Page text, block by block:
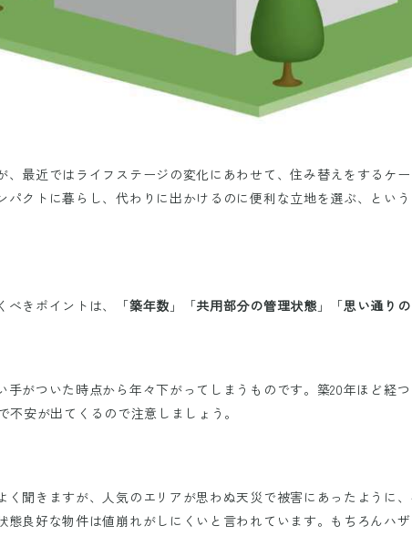
最近ではライフステージの変化にあわせて、住み替えをするケ
クトに暮らし、代わりに出かけるのに便利な立地を選ぶ、と
べきポイントは、「築年数 」「共用部分の管理状態」「思い通り
がついた時点から年々下がってしまうものです。築20年ほど
安が出てくるので注意しましょう。
聞きますが、人気のエリアが思わぬ天災で被害にあったように
良好な物件は値崩れがしにくいと言われています。もちろんハ